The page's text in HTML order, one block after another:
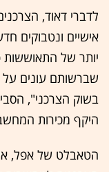
לדברי דאוד,
אישיים ונטבוקים
יותר של התאוששות
שברשותם עונים
היקף מכירות המחשבים
הטאבלט של אפל,